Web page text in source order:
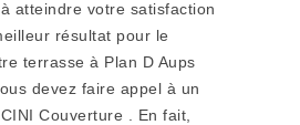
atteindre votre satisfaction
résultat pour le
terrasse à Plan D Aups
devez faire appel à un
Couverture . En fait,